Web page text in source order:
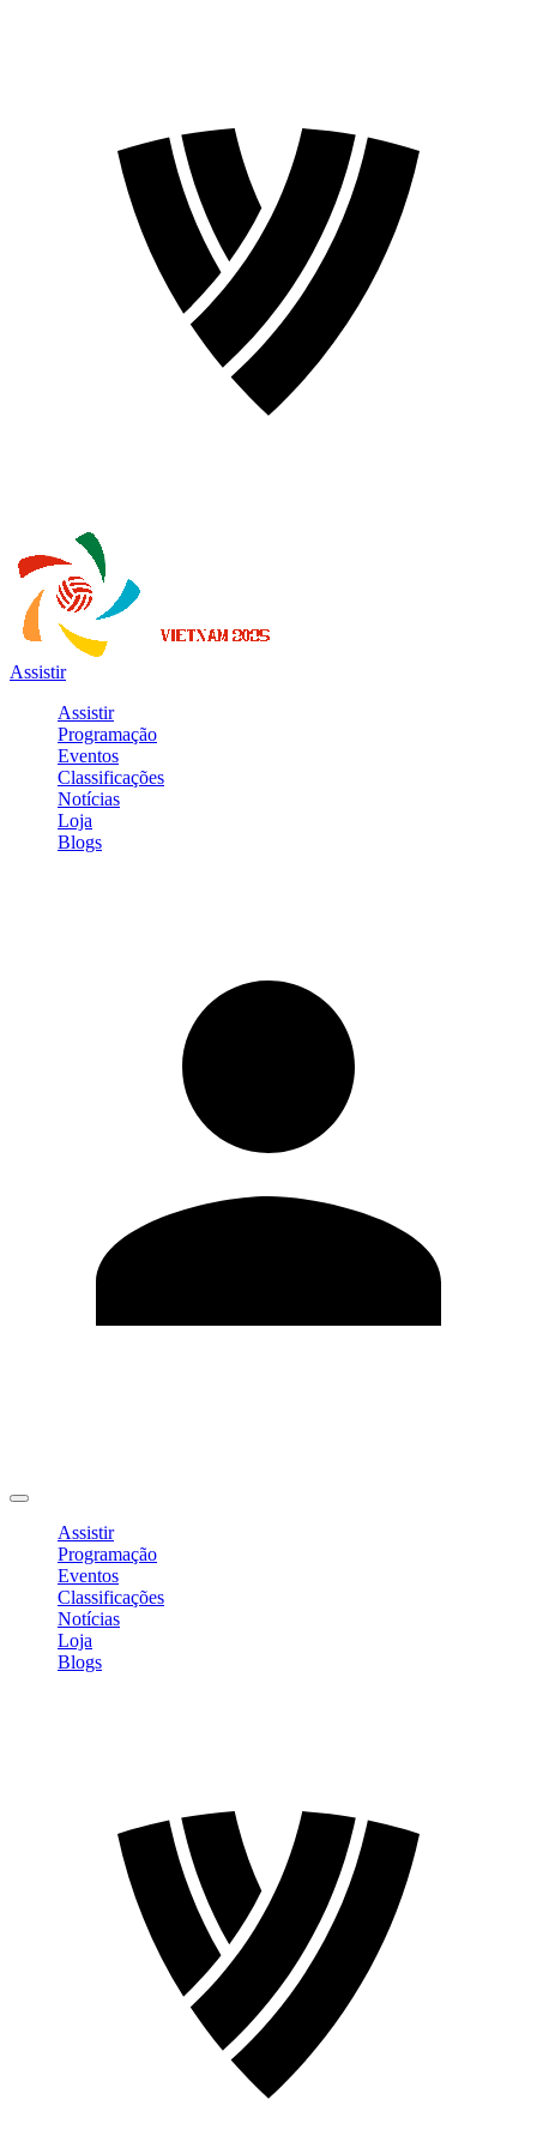
Assistir
Assistir
Programação
Eventos
Classificações
Notícias
Loja
Blogs
Assistir
Programação
Eventos
Classificações
Notícias
Loja
Blogs